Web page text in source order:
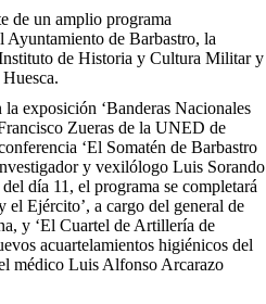
de un amplio programa
de Barbastro, la
de Historia y Cultura Militar y
exposición ‘Banderas Nacionales
Zueras de la UNED de
‘El Somatén de Barbastro
y vexilólogo Luis Sorando
día 11, el programa se completará
el Ejército’, a cargo del general de
y ‘El Cuartel de Artillería de
acuartelamientos higiénicos del
médico Luis Alfonso Arcarazo